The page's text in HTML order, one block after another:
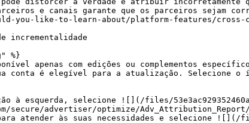
e canais garante que os parceiros sejam
you-like-to-learn-about/platform-features/
incrementalidade
%}
apenas com edições ou complementos
conta é elegível para a atualização. Selecione o
à esquerda, selecione ![](/files/
secure/advertiser/optimize/
atender às suas necessidades e selecione ![](/